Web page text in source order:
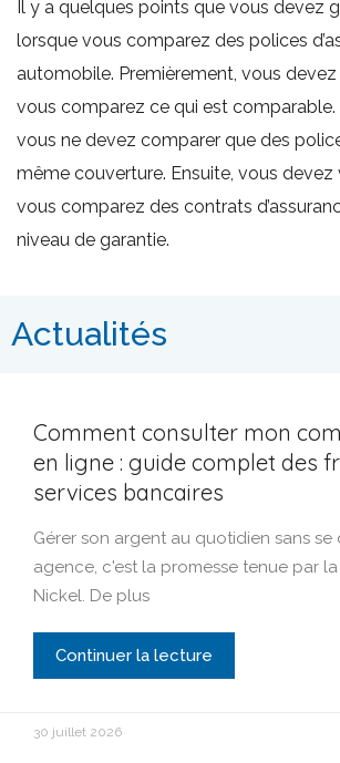
Il y a quelques points que vous devez
lorsque vous comparez des polices
automobile. Premièrement, vous
vous comparez ce qui est
vous ne devez comparer que des
même couverture. Ensuite, vous devez
vous comparez des contrats
niveau de garantie.
Actualités
Comment consulter mon
en ligne : guide complet des
services bancaires
Gérer son argent au quotidien sans
agence, c'est la promesse tenue par
Nickel. De plus
Continuer la lecture
30 juillet 2026